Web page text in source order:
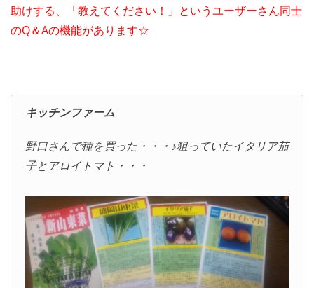
助けする、「教えてください！」というユーザーさん同士
のQ＆Aの機能があります☆
キッチンファーム
野口さんで種を買った・・・♪狙っていたイタリア茄
子とアロイトマト・・・